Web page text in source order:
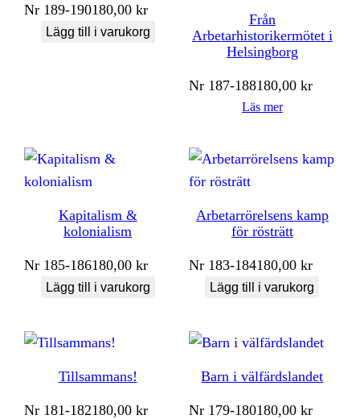
Nr 189-190180,00kr
Lägg till i varukorg
Från
Arbetarhistorikermötet i
Helsingborg
Nr 187-188180,00kr
Läs mer
Kapitalism &
kolonialism
Nr 185-186180,00kr
Lägg till i varukorg
Arbetarrörelsens kamp
för rösträtt
Nr 183-184180,00kr
Lägg till i varukorg
Tillsammans!
Nr 181-182180,00kr
Barn i välfärdslandet
Nr 179-180180,00kr